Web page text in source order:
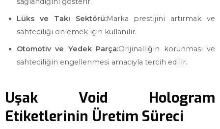
Lüks ve Takı Sektörü:Marka prestijini artırmak ve
sahteciliği önlemek için kullanılır.
Otomotiv ve Yedek Parça:Orijinalliğin korunması ve
sahteciliğin engellenmesi amacıyla tercih edilir.
Uşak Void Hologram
Etiketlerinin Üretim Süreci